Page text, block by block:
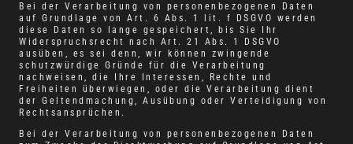
Bei der Verarbeitung von personenbezogenen Daten
auf Grundlage von Art. 6 Abs. 1 lit. f DSGVO werden
diese Daten so lange gespeichert, bis Sie Ihr
Widerspruchsrecht nach Art. 21 Abs. 1 DSGVO
ausüben, es sei denn, wir können zwingende
schutzwürdige Gründe für die Verarbeitung
nachweisen, die Ihre Interessen, Rechte und
Freiheiten überwiegen, oder die Verarbeitung dient
der Geltendmachung, Ausübung oder Verteidigung von
Rechtsansprüchen.
Bei der Verarbeitung von personenbezogenen Daten